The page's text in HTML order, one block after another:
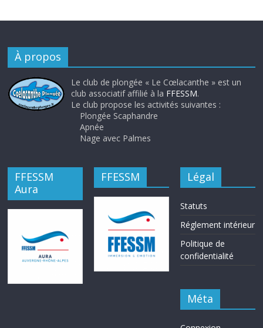
À propos
Le club de plongée « Le Cœlacanthe » est un
club associatif affilié à la FFESSM.
Le club propose les activités suivantes :
Plongée Scaphandre
Apnée
Nage avec Palmes
FFESSM
Aura
FFESSM Légal
Statuts
Réglement intérieur
Politique de
confidentialité
Méta